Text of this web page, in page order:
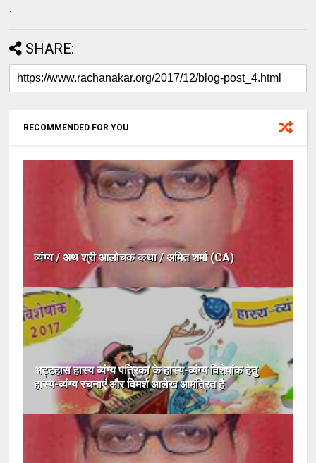
.
SHARE:
RECOMMENDED FOR YOU
व्यंग्य / अथ श्री आलोचक कथा / अमित शर्मा (CA)
अट्टहास हास्य व्यंग्य पत्रिका के हास्य-व्यंग्य विशेषांक हेतु
हास्य-व्यंग्य रचनाएं और विमर्श आलेख आमंत्रित है